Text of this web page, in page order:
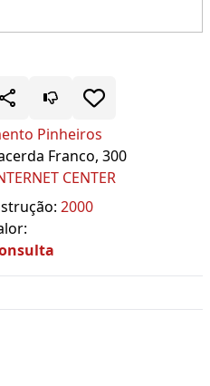
Pinheiros
Franco, 300
CENTER
2000